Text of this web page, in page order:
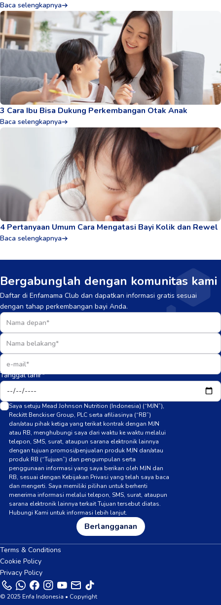
Baca selengkapnya
3 Cara Ibu Bisa Dukung Perkembangan Otak Anak
Baca selengkapnya
4 Pertanyaan Umum Cara Mengatasi Bayi Kolik dan Rewel
Baca selengkapnya
Bergabunglah dengan komunitas kami
Daftar di Enfamama Club dan dapatkan informasi gratis sesuai
dengan tahap perkembangan bayi Anda.
Tanggal lahir*
Saya setuju Mead Johnson Nutrition (Indonesia) (“MJN”),
Reckitt Benckiser Group, PLC serta afiliasinya (“RB”)
dan/atau pihak ketiga yang terikat kontrak dengan MJN
atau RB, menghubungi saya dari waktu ke waktu melalui
telepon, SMS, surat, ataupun sarana elektronik lainnya
dengan tujuan promosi/penjualan produk MJN dan/atau
produk RB (“Tujuan”) dan pengumpulan serta
penggunaan informasi yang saya berikan oleh MJN dan
RB, sesuai dengan Kebijakan Privasi yang telah saya baca
dan mengerti. Saya memiliki pilihan untuk berhenti
menerima informasi melalui telepon, SMS, surat, ataupun
sarana elektronik lainnya terkait Tujuan tersebut diatas.
Hubungi Kami untuk informasi lebih lanjut.
Berlangganan
Terms & Conditions
Cookie Policy
Privacy Policy
© 2025 Enfa Indonesia • Copyright